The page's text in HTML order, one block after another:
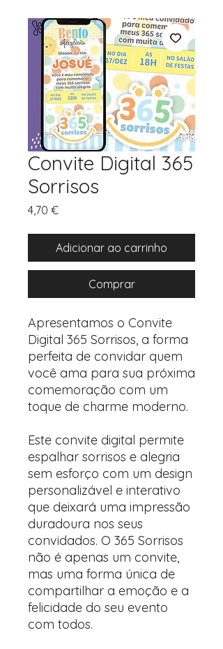
Convite Digital 365
Sorrisos
4,70 €Preço
Adicionar ao carrinho
Comprar
Apresentamos o Convite
Digital 365 Sorrisos, a forma
perfeita de convidar quem
você ama para sua próxima
comemoração com um
toque de charme moderno.
Este convite digital permite
espalhar sorrisos e alegria
sem esforço com um design
personalizável e interativo
que deixará uma impressão
duradoura nos seus
convidados. O 365 Sorrisos
não é apenas um convite,
mas uma forma única de
compartilhar a emoção e a
felicidade do seu evento
com todos.